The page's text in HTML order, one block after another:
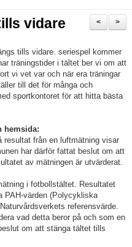
>
<
vidare
tills vidare. seriespel kommer
träningstider i tältet ber vi om att
vi vet var och när era träningar
till det för många och
sportkontoret för att hitta bästa
hemsida:
resultat från en luftmätning visar
har därför fattat beslut om att
av mätningen är utvärderat.
i fotbollstältet. Resultatet
PAH-värden (Polycykliska
referensvärde.
vad detta beror på och som en
om att stänga tältet tills